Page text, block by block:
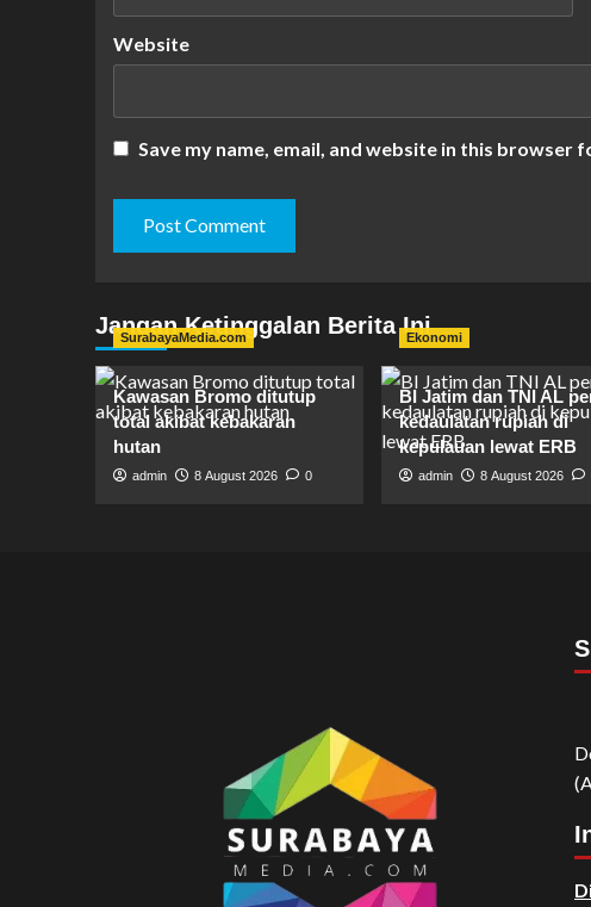
Website
Save my name, email, and website in this browser
Jangan Ketinggalan Berita Ini
SurabayaMedia.com
Kawasan Bromo ditutup
total akibat kebakaran
hutan
admin 8 August 2026 0
Ekonomi
BI Jatim dan TNI AL
kedaulatan rupiah di
kepulauan lewat ERB
admin 8 August 2026